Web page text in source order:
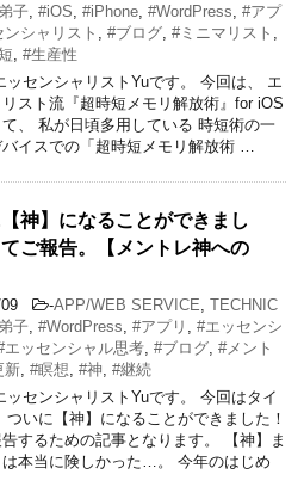
子 #iOS #iPhone #WordPress #アプ
シャリスト #ブログ #ミニマリスト
#生産性
ッセンシャリストYuです。 今回は、 エ
スト流『超時短メモリ解放術』for iOS
て、 私が日頃多用している 時短術の一
イスでの「超時短メモリ解放術 …
【神】になることができまし
ご報告。【メントレ神への
-APP/WEB SERVICE TECHNIC
子 #WordPress #アプリ
#エッセンシ
エッセンシャル思考 #ブログ #メント
新 #瞑想 #神 #継続
ッセンシャリストYuです。 今回はタイ
ついに【神】になることができました！
するための記事となります。 【神】ま
本当に険しかった…。 今年のはじめ